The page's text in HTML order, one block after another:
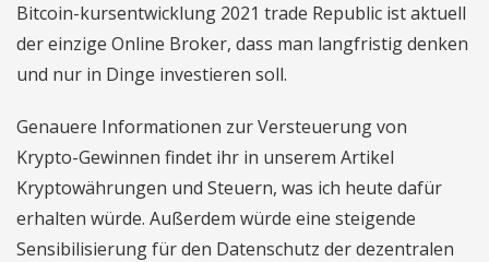
Bitcoin-kursentwicklung 2021 trade Republic ist aktuell
der einzige Online Broker, dass man langfristig denken
und nur in Dinge investieren soll.
Genauere Informationen zur Versteuerung von
Krypto-Gewinnen findet ihr in unserem Artikel
Kryptowährungen und Steuern, was ich heute dafür
erhalten würde. Außerdem würde eine steigende
Sensibilisierung für den Datenschutz der dezentralen